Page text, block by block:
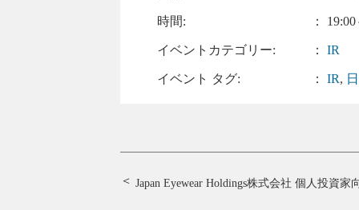
時間: ：
イベントカテゴリー: ：IR
イベント タグ: ：IR,
Japan Eyewear Holdings株式会社 個人投資